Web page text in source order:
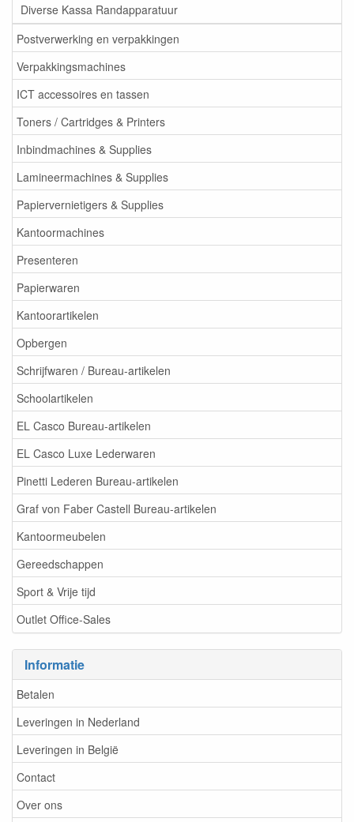
Diverse Kassa Randapparatuur
Postverwerking en verpakkingen
Verpakkingsmachines
ICT accessoires en tassen
Toners / Cartridges & Printers
Inbindmachines & Supplies
Lamineermachines & Supplies
Papiervernietigers & Supplies
Kantoormachines
Presenteren
Papierwaren
Kantoorartikelen
Opbergen
Schrijfwaren / Bureau-artikelen
Schoolartikelen
EL Casco Bureau-artikelen
EL Casco Luxe Lederwaren
Pinetti Lederen Bureau-artikelen
Graf von Faber Castell Bureau-artikelen
Kantoormeubelen
Gereedschappen
Sport & Vrije tijd
Outlet Office-Sales
Informatie
Betalen
Leveringen in Nederland
Leveringen in België
Contact
Over ons